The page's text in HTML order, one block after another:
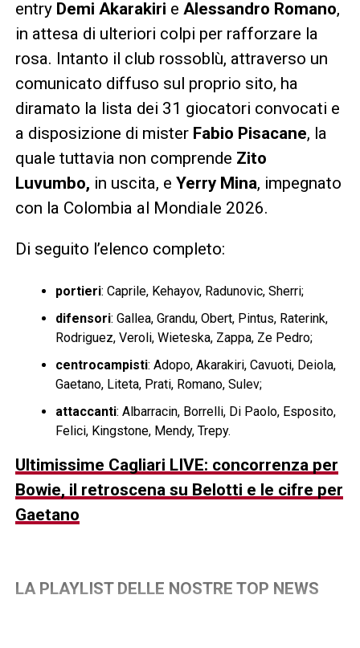
entry Demi Akarakiri e Alessandro Romano,
in attesa di ulteriori colpi per rafforzare la
rosa. Intanto il club rossoblù, attraverso un
comunicato diffuso sul proprio sito, ha
diramato la lista dei 31 giocatori convocati e
a disposizione di mister Fabio Pisacane, la
quale tuttavia non comprende Zito
Luvumbo, in uscita, e Yerry Mina, impegnato
con la Colombia al Mondiale 2026.
Di seguito l’elenco completo:
portieri: Caprile, Kehayov, Radunovic, Sherri;
difensori: Gallea, Grandu, Obert, Pintus, Raterink,
Rodriguez, Veroli, Wieteska, Zappa, Ze Pedro;
centrocampisti: Adopo, Akarakiri, Cavuoti, Deiola,
Gaetano, Liteta, Prati, Romano, Sulev;
attaccanti: Albarracin, Borrelli, Di Paolo, Esposito,
Felici, Kingstone, Mendy, Trepy.
Ultimissime Cagliari LIVE: concorrenza per
Bowie, il retroscena su Belotti e le cifre per
Gaetano
LA PLAYLIST DELLE NOSTRE TOP NEWS